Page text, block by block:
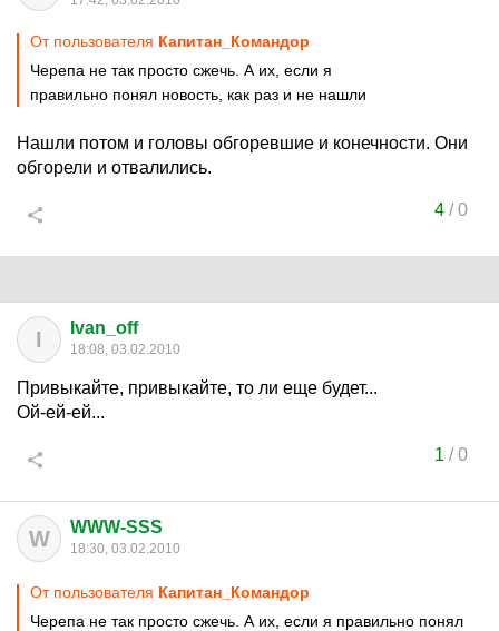
От пользователя Капитан_Командор
Черепа не так просто сжечь. А их, если я
правильно понял новость, как раз и не нашли
Нашли потом и головы обгоревшие и конечности. Они
обгорели и отвалились.
4/0
I Ivan_off
18:08, 03.02.2010
Привыкайте, привыкайте, то ли еще будет...
Ой-ей-ей...
1 /0
W WWW-SSS
18:30, 03.02.2010
От пользователя Капитан_Командор
Черепа не так просто сжечь. А их, если я правильно понял